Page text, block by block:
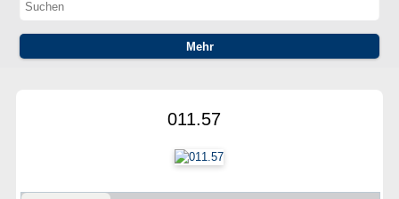
011.57